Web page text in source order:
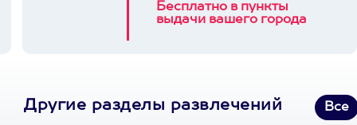
Бесплатно в пункты
выдачи вашего города
Другие разделы развлечений Все